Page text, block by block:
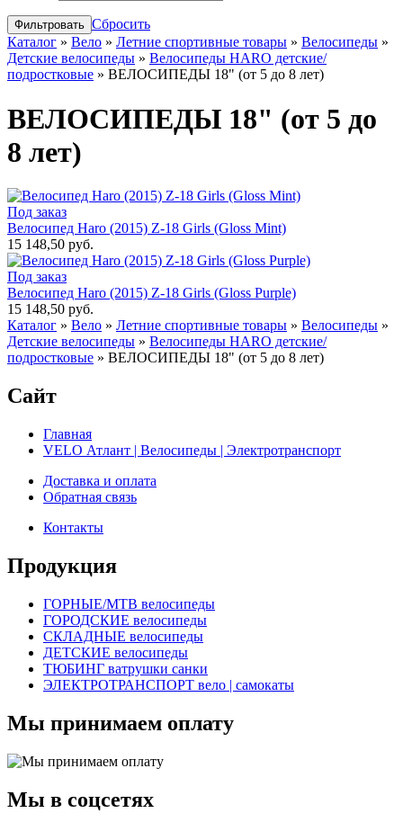
Сбросить
Каталог » Вело » Летние спортивные товары » Велосипеды »
Детские велосипеды » Велосипеды HARO детские/
подростковые » ВЕЛОСИПЕДЫ 18" (от 5 до 8 лет)
ВЕЛОСИПЕДЫ 18" (от 5 до
8 лет)
Под заказ
Велосипед Haro (2015) Z-18 Girls (Gloss Mint)
15 148,50 руб.
Под заказ
Велосипед Haro (2015) Z-18 Girls (Gloss Purple)
15 148,50 руб.
Каталог » Вело » Летние спортивные товары » Велосипеды »
Детские велосипеды » Велосипеды HARO детские/
подростковые » ВЕЛОСИПЕДЫ 18" (от 5 до 8 лет)
Сайт
Главная
VELO Атлант | Велосипеды | Электротранспорт
Доставка и оплата
Обратная связь
Контакты
Продукция
ГОРНЫЕ/MTB велосипеды
ГОРОДСКИЕ велосипеды
СКЛАДНЫЕ велосипеды
ДЕТСКИЕ велосипеды
ТЮБИНГ ватрушки санки
ЭЛЕКТРОТРАНСПОРТ вело | самокаты
Мы принимаем оплату
Мы в соцсетях